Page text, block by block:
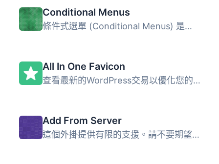
Conditional Menus
條件式選單 (Conditional Menus) 是一款由 Themify 推出的簡...
All In One Favicon
查看最新的WordPress交易以優化您的網站。 All In One Favico...
Add From Server
這個外掛提供有限的支援。請不要期望有太多新功能或修正 bug...